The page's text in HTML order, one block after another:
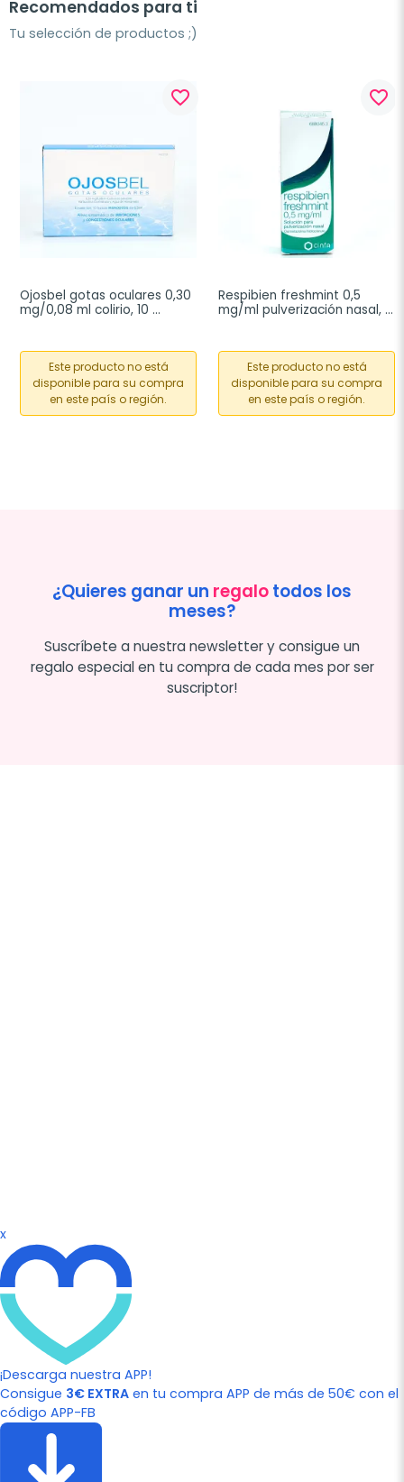
Recomendados para ti
Tu selección de productos ;)
favorite_border
Ojosbel gotas oculares 0,30
mg/0,08 ml colirio, 10
Este producto no está
disponible para su compra
en este país o región.
favorite_border
Respibien freshmint 0,5
mg/ml pulverización nasal,
Este producto no está
disponible para su compra
en este país o región.
¿Quieres ganar un regalotodos los
meses?
Suscríbete a nuestra newsletter y consigue un
regalo especial en tu compra de cada mes por ser
suscriptor!
x
¡Descarga nuestra APP!
Consigue 3€ EXTRA en tu compra APP de más de 50€ con el
código APP-FB